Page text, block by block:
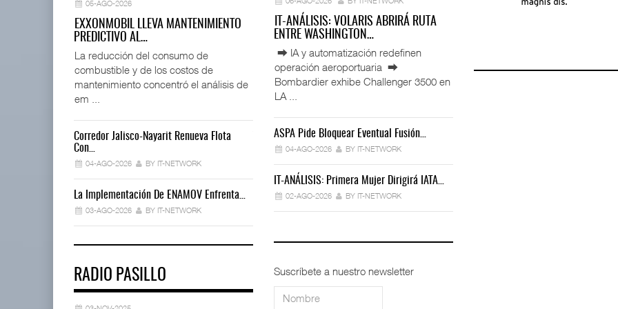
05-AGO-2026
EXXONMOBIL LLEVA MANTENIMIENTO
PREDICTIVO AL…
La reducción del consumo de
combustible y de los costos de
mantenimiento concentró el análisis de
em ...
Corredor Jalisco-Nayarit Renueva Flota
Con…
04-AGO-2026 BY IT-NETWORK
La Implementación De ENAMOV Enfrenta…
03-AGO-2026 BY IT-NETWORK
Trump Revoca Miles De Licencias…
02-AGO-2026 BY IT-NETWORK
Déficit De Operadores Cambia Estrategia…
30-JUL-2026 BY IT-NETWORK
TRAXION Reestructura Negocio De Carga…
RADIO PASILLO
IT-ANÁLISIS: VOLARIS ABRIRÁ RUTA
ENTRE WASHINGTON…
⮕ IA y automatización redefinen
operación aeroportuaria ⮕
Bombardier exhibe Challenger 3500 en
LA ...
ASPA Pide Bloquear Eventual Fusión…
04-AGO-2026 BY IT-NETWORK
IT-ANÁLISIS: Primera Mujer Dirigirá IATA…
02-AGO-2026 BY IT-NETWORK
Suscríbete a nuestro newsletter